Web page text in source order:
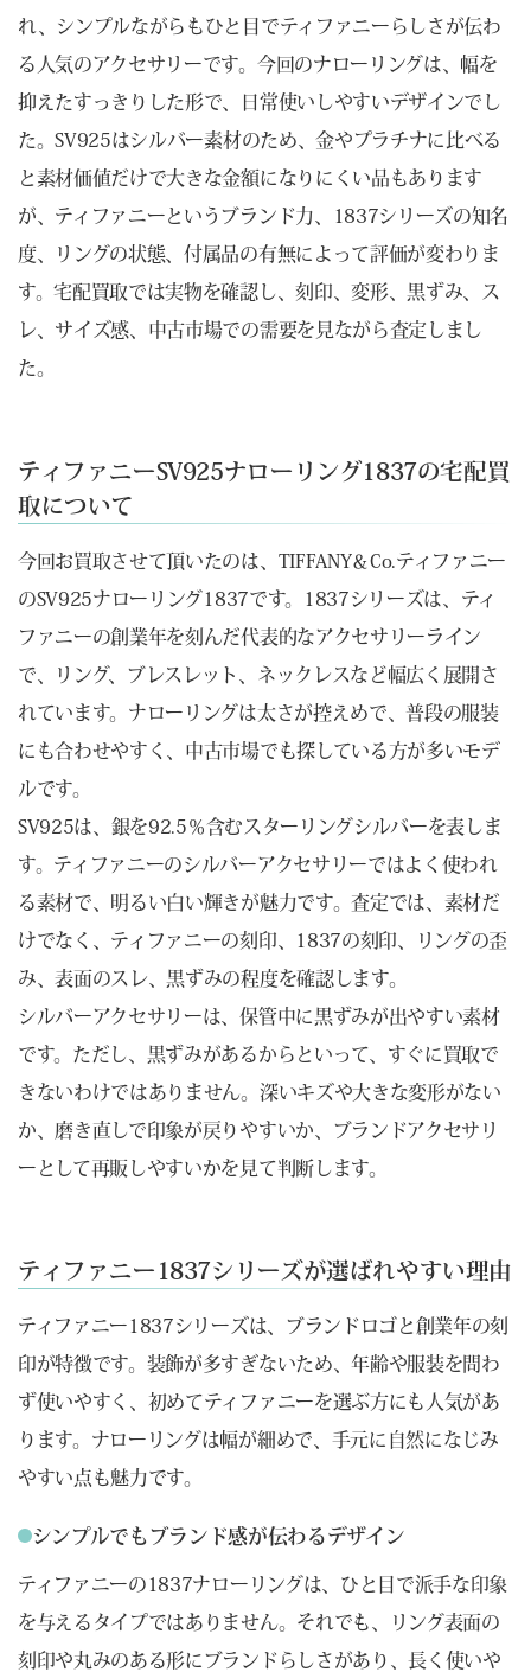
れ、シンプルながらもひと目でティファニーらしさが伝わ
る人気のアクセサリーです。今回のナローリングは、幅を
抑えたすっきりした形で、日常使いしやすいデザインでし
た。SV925はシルバー素材のため、金やプラチナに比べる
と素材価値だけで大きな金額になりにくい品もあります
が、ティファニーというブランド力、1837シリーズの知名
度、リングの状態、付属品の有無によって評価が変わりま
す。宅配買取では実物を確認し、刻印、変形、黒ずみ、ス
レ、サイズ感、中古市場での需要を見ながら査定しまし
た。
ティファニーSV925ナローリング1837の宅配買
取について
今回お買取させて頂いたのは、TIFFANY＆Co.ティファニー
のSV925ナローリング1837です。1837シリーズは、ティ
ファニーの創業年を刻んだ代表的なアクセサリーライン
で、リング、ブレスレット、ネックレスなど幅広く展開さ
れています。ナローリングは太さが控えめで、普段の服装
にも合わせやすく、中古市場でも探している方が多いモデ
ルです。
SV925は、銀を92.5％含むスターリングシルバーを表しま
す。ティファニーのシルバーアクセサリーではよく使われ
る素材で、明るい白い輝きが魅力です。査定では、素材だ
けでなく、ティファニーの刻印、1837の刻印、リングの歪
み、表面のスレ、黒ずみの程度を確認します。
シルバーアクセサリーは、保管中に黒ずみが出やすい素材
です。ただし、黒ずみがあるからといって、すぐに買取で
きないわけではありません。深いキズや大きな変形がない
か、磨き直しで印象が戻りやすいか、ブランドアクセサリ
ーとして再販しやすいかを見て判断します。
ティファニー1837シリーズが選ばれやすい理由
ティファニー1837シリーズは、ブランドロゴと創業年の刻
印が特徴です。装飾が多すぎないため、年齢や服装を問わ
ず使いやすく、初めてティファニーを選ぶ方にも人気があ
ります。ナローリングは幅が細めで、手元に自然になじみ
やすい点も魅力です。
シンプルでもブランド感が伝わるデザイン
ティファニーの1837ナローリングは、ひと目で派手な印象
を与えるタイプではありません。それでも、リング表面の
刻印や丸みのある形にブランドらしさがあり、長く使いや